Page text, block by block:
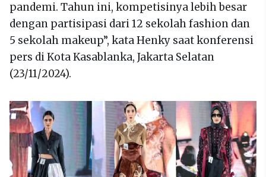
pandemi. Tahun ini, kompetisinya lebih besar
dengan partisipasi dari 12 sekolah fashion dan
5 sekolah makeup”, kata Henky saat konferensi
pers di Kota Kasablanka, Jakarta Selatan
(23/11/2024).